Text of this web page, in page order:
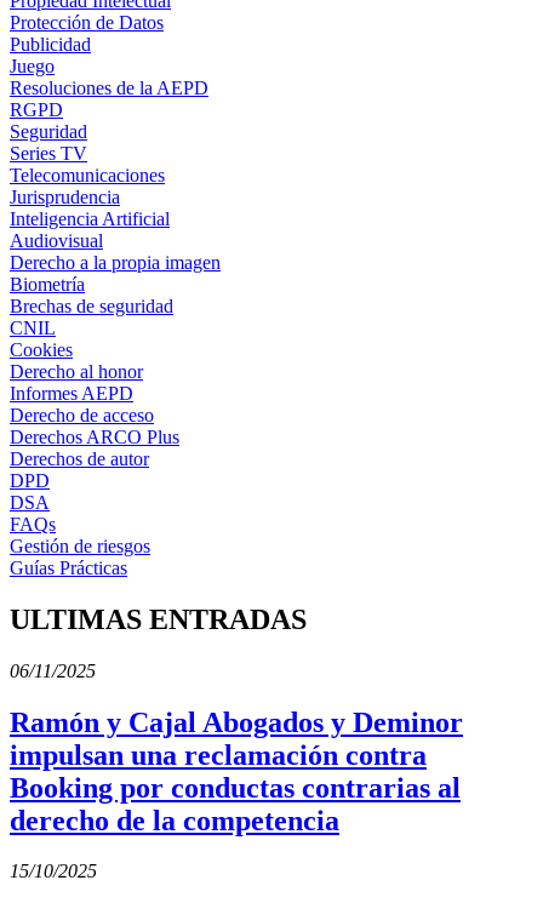
Protección de Datos
Publicidad
Juego
Resoluciones de la AEPD
RGPD
Seguridad
Series TV
Telecomunicaciones
Jurisprudencia
Inteligencia Artificial
Audiovisual
Derecho a la propia imagen
Biometría
Brechas de seguridad
CNIL
Cookies
Derecho al honor
Informes AEPD
Derecho de acceso
Derechos ARCO Plus
Derechos de autor
DPD
DSA
FAQs
Gestión de riesgos
Guías Prácticas
ULTIMAS ENTRADAS
06/11/2025
Ramón y Cajal Abogados y Deminor
impulsan una reclamación contra
Booking por conductas contrarias al
derecho de la competencia
15/10/2025